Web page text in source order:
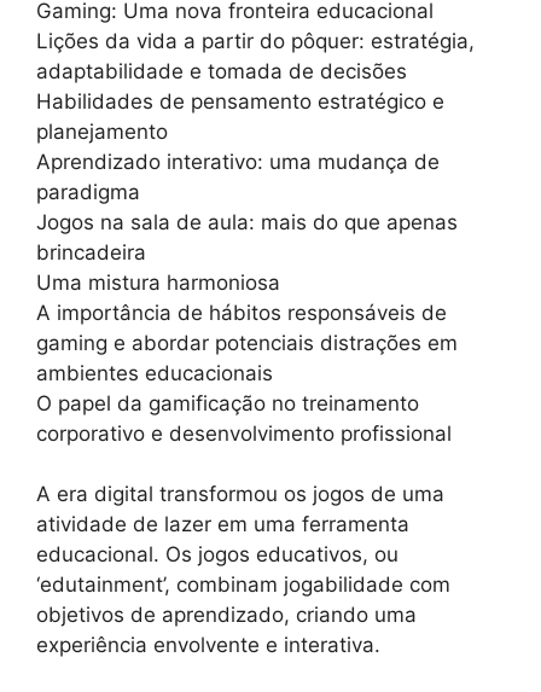
Gaming: Uma nova fronteira educacional
Lições da vida a partir do pôquer: estratégia,
adaptabilidade e tomada de decisões
Habilidades de pensamento estratégico e
planejamento
Aprendizado interativo: uma mudança de
paradigma
Jogos na sala de aula: mais do que apenas
brincadeira
Uma mistura harmoniosa
A importância de hábitos responsáveis ​​de
gaming e abordar potenciais distrações em
ambientes educacionais
O papel da gamificação no treinamento
corporativo e desenvolvimento profissional
A era digital transformou os jogos de uma
atividade de lazer em uma ferramenta
educacional. Os jogos educativos, ou
‘edutainment’, combinam jogabilidade com
objetivos de aprendizado, criando uma
experiência envolvente e interativa.